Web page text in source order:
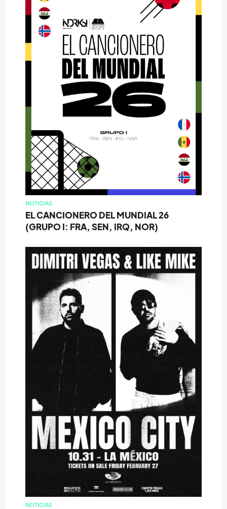
NOTICIAS
EL CANCIONERO DEL MUNDIAL 26
(GRUPO I: FRA, SEN, IRQ, NOR)
NOTICIAS